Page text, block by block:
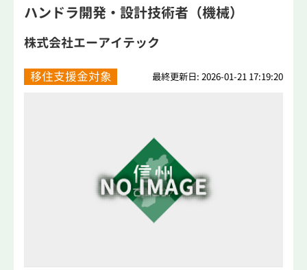
ハンドラ開発・設計技術者（機械）
株式会社エーアイテック
移住支援金対象 最終更新日: 2026-01-21 17:19:20